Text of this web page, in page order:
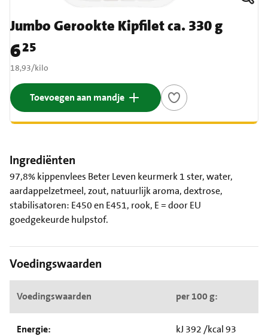
Jumbo Gerookte Kipfilet ca. 330 g
Prijs: € 6,25
625
€ 18,93 per kilo
18,93/kilo
Toevoegen aan mandje
Ingrediënten
97,8% kippenvlees Beter Leven keurmerk 1 ster, water,
aardappelzetmeel, zout, natuurlijk aroma, dextrose,
stabilisatoren: E450 en E451, rook, E = door EU
goedgekeurde hulpstof.
Voedingswaarden
Voedingswaarden per 100 g:
Energie: kJ 392 /kcal 93